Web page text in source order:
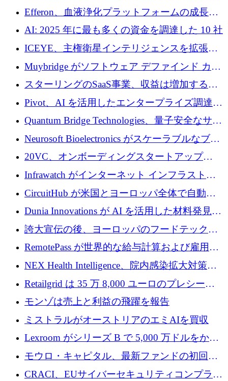
認を獲得
Efferon、血液浄化プラットフォームの成長に
250万ユーロを確保
AI: 2025 年に最も多くの資金を調達した 10 社
ICEYE、主権衛星インテリジェンスを拡張す
るために 3 億ユーロの信用枠を確保
Muybridge がソフトウェア デファインド カメ
ラ テクノロジーを拡張するためにシリーズ A
で 1,600 万ドルを調達
スターリングのSaaS事業、収益は増加するも
グループ利益は減少
Pivot、AI を活用したエンタープライズ調達プ
ラットフォームを拡大するために 4,000 万ド
ルを調達
Quantum Bridge Technologies、量子安全なサイ
バーセキュリティ インフラストラクチャの拡
張にシリーズ A で 800 万ドルを投入
Neurosoft Bioelectronics がスケーラブルなブレ
イン コンピューター インターフェイスのため
20VC、オンボーディングスタートアップ
Prelude へのシリーズ A 投資で 2,000 万ドルを
Infrawatch がインターネット インフラストラ
クチャ インテリジェンス向けに 300 万ドルの
プレシードを確保
CircuitHub が米国とヨーロッパ全体で自動電
子機器製造を拡大するために 2,800 万ドルを
Dunia Innovations が AI を活用した材料発見を
産業化するために 2 億 8,000 万ユーロのベル
リン GigaLab を発表
誇大宣伝の後、ヨーロッパのフードテックセ
クターはファンダメンタルズを中心に再構築
RemotePass が世界的な給与計算および雇用プ
ラットフォームを拡大するために 1,740 万ド
NEX Health Intelligence、院内感染拡大対策に
100万ユーロを確保
Retailgrid は 35 万 8,000 ユーロのプレシード
ラウンドで小売業のスプレッドシートをター
ゲットにしています
モンゾは売上と利益の飛躍を報告
ミストラルがオーストリアのエミAIを買収
Lexroom がシリーズ B で 5,000 万ドルをかけ
てヨーロッパ大陸法用の法律 AI を構築
モウロ・キャピタル、最新ファンドの初回ク
ローズで4億ドルを確保
CRACI、EUサイバーセキュリティコンプライ